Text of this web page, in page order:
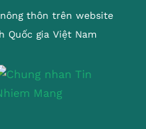
thôn trên website
Quốc gia Việt Nam